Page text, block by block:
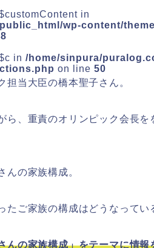
in
wp-content/
in /home/sinpura/
on line 50
当大臣の橋本聖子さん。
ら、重責のオリンピック会長を
んの家族構成。
ご家族の構成はどうなってい
んの家族構成」をテーマに情報